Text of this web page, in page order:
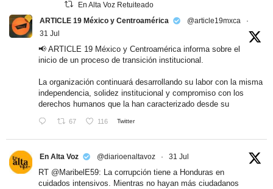
En Alta Voz Retuiteado
ARTICLE 19 México y Centroamérica
@article19mxca
·
31 Jul
📢 ARTICLE 19 México y Centroamérica informa sobre el
inicio de un proceso de transición institucional.
La organización continuará desarrollando su labor con la misma
independencia, solidez institucional y compromiso con los
derechos humanos que la han caracterizado desde su
67 116 Twitter
En Alta Voz @diarioenaltavoz · 31 Jul
RT @MaribelE59: La corrupción tiene a Honduras en
cuidados intensivos. Mientras no hayan más ciudadanos